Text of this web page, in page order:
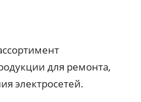
для ремонта,
электросетей.